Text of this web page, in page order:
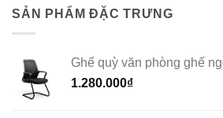
SẢN PHẨM ĐẶC TRƯNG
Ghế quỳ văn phòng ghế
1.280.000₫